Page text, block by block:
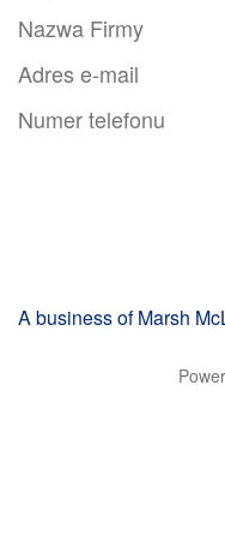
Nazwa Firmy
Adres e-mail
Numer telefonu
A business of Marsh